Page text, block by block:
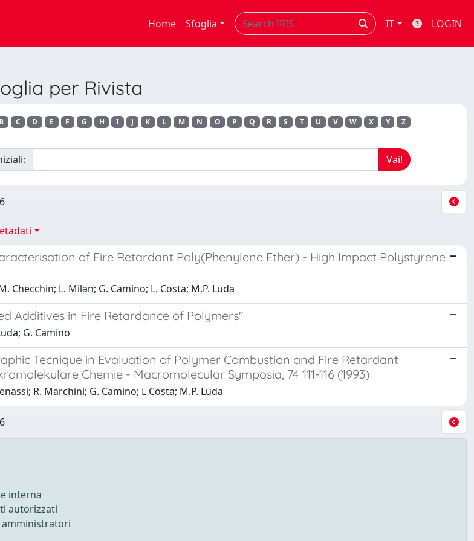
Home Sfoglia IT LOGIN
per Rivista
B C D E F G H I J K L M N O P Q R S T U V W X Y Z
of Fire Retardant Poly(Phenylene Ether) - High Impact Polystyrene
Checchin; L. Milan; G. Camino; L. Costa; M.P. Luda
Additives in Fire Retardance of Polymers"
G. Camino
Tecnique in Evaluation of Polymer Combustion and Fire Retardant
Chemie - Macromolecular Symposia, 74 111-116 (1993)
R. Marchini; G. Camino; L Costa; M.P. Luda
interna
autorizzati